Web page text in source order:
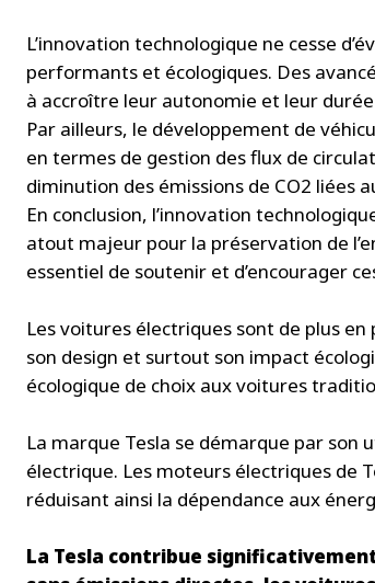
L’innovation technologique ne cesse
performants et écologiques. Des
à accroître leur autonomie et leur
Par ailleurs, le développement de
en termes de gestion des flux de
diminution des émissions de CO2 liées
En conclusion, l’innovation
atout majeur pour la préservation de
essentiel de soutenir et d’encourager
Les voitures électriques sont de plus
son design et surtout son impact
écologique de choix aux voitures
La marque Tesla se démarque par son
électrique. Les moteurs électriques de
réduisant ainsi la dépendance aux
La Tesla contribue